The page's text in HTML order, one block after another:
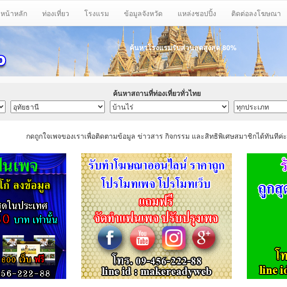
หน้าหลัก ท่องเที่ยว โรงแรม ข้อมูลจังหวัด แหล่งชอปปิ้ง ติดต่อลงโฆษณา
ค้นหาโรงแรมรับส่วนลดสูงสุด 80%
ค้นหาสถานที่ท่องเที่ยวทั่วไทย
กดถูกใจเพจของเราเพื่อติดตามข้อมูล ข่าวสาร กิจกรรม และสิทธิพิเศษสมาชิกได้ทันทีค่ะ